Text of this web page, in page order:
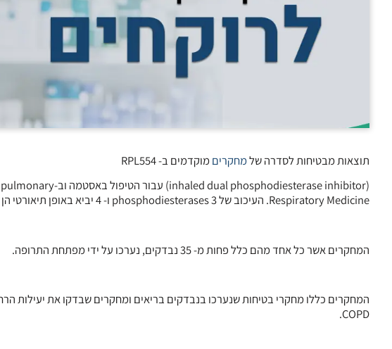
תוצאות מבטיחות לסדרה שלמחקריםמוקדמים ב- RPL554
Respiratory Medicine. העיכוב של phosphodiesterases 3 ו- 4 יביא באופן תיאורטי הן להרחבת דרכי האוויר והן לשליטה על התהליכים הדלקתיים.
המחקרים אשר כל אחד מהם כלל פחות מ- 35 נבדקים, נערכו על ידי מפתחת התרופה.
המחקרים כללו מחקרי בטיחות שנערכו בנבדקים בריאים ומחקרים שבדקו את יעילות
COPD.